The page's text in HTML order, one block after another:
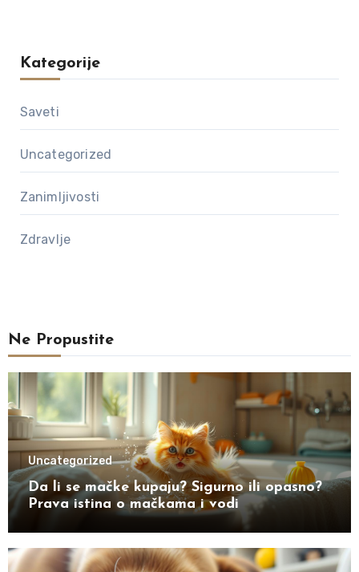
Kategorije
Saveti
Uncategorized
Zanimljivosti
Zdravlje
Ne Propustite
Uncategorized
Da li se mačke kupaju? Sigurno ili opasno?
Prava istina o mačkama i vodi